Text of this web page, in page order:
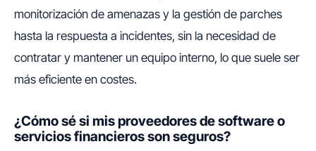
monitorización de amenazas y la gestión de parches
hasta la respuesta a incidentes, sin la necesidad de
contratar y mantener un equipo interno, lo que suele ser
más eficiente en costes.
¿Cómo sé si mis proveedores de software o
servicios financieros son seguros?